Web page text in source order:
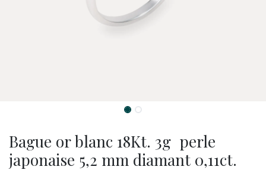
Bague or blanc 18Kt. 3g perle
japonaise 5,2 mm diamant 0,11ct.